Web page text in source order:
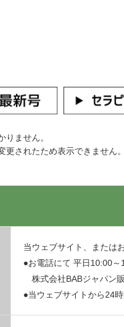
りません。
更されたため表示できません。
当ウェブサイト、または
●お電話にて 平日10:00～
株式会社BABジャパン
●当ウェブサイトから24